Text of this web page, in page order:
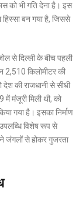
को भी गति देना है। इस
बन गया है, जिससे
से दिल्ली के बीच पहली
2,510 किलोमीटर की
की राजधानी से सीधी
मंजूरी मिली थी, को
गया है। इसका निर्माण
विशेष रूप से
जंगलों से होकर गुजरता